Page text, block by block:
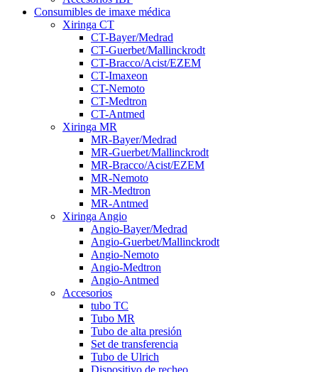
Consumibles de imaxe médica
Xiringa CT
CT-Bayer/Medrad
CT-Guerbet/Mallinckrodt
CT-Bracco/Acist/EZEM
CT-Imaxeon
CT-Nemoto
CT-Medtron
CT-Antmed
Xiringa MR
MR-Bayer/Medrad
MR-Guerbet/Mallinckrodt
MR-Bracco/Acist/EZEM
MR-Nemoto
MR-Medtron
MR-Antmed
Xiringa Angio
Angio-Bayer/Medrad
Angio-Guerbet/Mallinckrodt
Angio-Nemoto
Angio-Medtron
Angio-Antmed
Accesorios
tubo TC
Tubo MR
Tubo de alta presión
Set de transferencia
Tubo de Ulrich
Dispositivo de recheo